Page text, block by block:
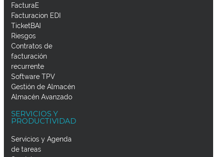
FacturaE
Facturacion EDI
TicketBAI
Riesgos
Contratos de
facturación
recurrente
Software TPV
Gestión de Almacén
Almacén Avanzado
SERVICIOS Y
PRODUCTIVIDAD
Servicios y Agenda
de tareas